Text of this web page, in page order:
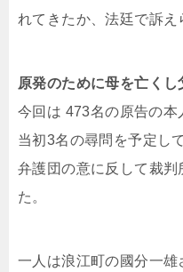
れてきたか、法廷で訴え
原発のために母を亡くし
今回は 473名の原告の本
当初3名の尋問を予定し
弁護団の意に反して裁
た。
一人は浪江町の國分一雄